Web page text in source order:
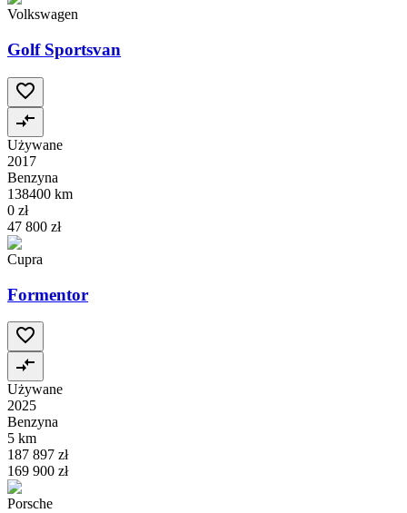
Volkswagen
Golf Sportsvan
Używane
2017
Benzyna
138400 km
0 zł
47 800 zł
Cupra
Formentor
Używane
2025
Benzyna
5 km
187 897 zł
169 900 zł
Porsche